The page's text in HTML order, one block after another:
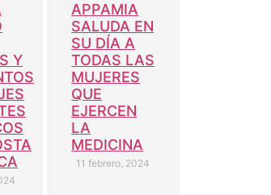
Y
APPAMIA
SALUDA EN
SU DÍA A
TODAS LAS
MUJERES
QUE
EJERCEN
LA
MEDICINA
11 febrero, 2024